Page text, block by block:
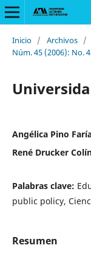
Inicio / Archivos /
Núm. 45 (2006): No.
Angélica Pino
René Drucker
Palabras clave:
public policy,
Resumen